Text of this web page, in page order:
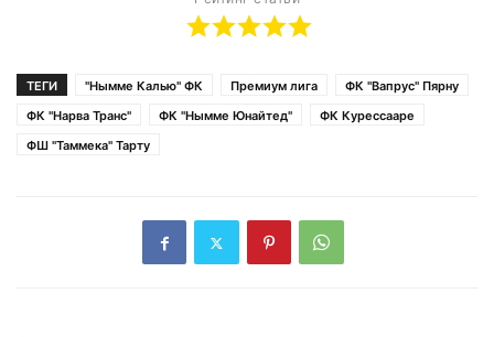
ТЕГИ "Нымме Калью" ФК Премиум лига
ФК "Вапрус" Пярну
ФК "Нарва Транс"
ФК "Нымме Юнайтед"
ФК Курессааре
ФШ "Таммека" Тарту